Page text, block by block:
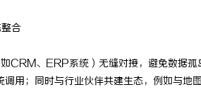
合
CRM、ERP系统）无缝对接，避免数据
调用；同时与行业伙伴共建生态，例如与地